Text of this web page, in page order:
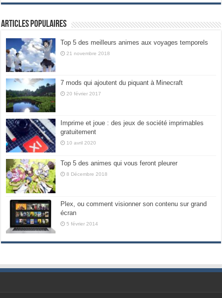
Articles populaires
Top 5 des meilleurs animes aux voyages temporels
21 novembre 2018
7 mods qui ajoutent du piquant à Minecraft
20 février 2017
Imprime et joue : des jeux de société imprimables
gratuitement
10 avril 2020
Top 5 des animes qui vous feront pleurer
8 Décembre 2018
Plex, ou comment visionner son contenu sur grand
écran
5 février 2014